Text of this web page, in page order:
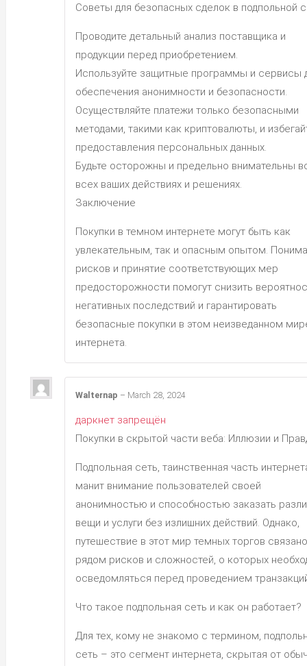
Советы для безопасных сделок в подпольной
Проводите детальный анализ поставщика и
продукции перед приобретением.
Используйте защитные программы и сервисы
обеспечения анонимности и безопасности.
Осуществляйте платежи только безопасными
методами, такими как криптовалюты, и
предоставления персональных данных.
Будьте осторожны и предельно внимательны
всех ваших действиях и решениях.
Заключение
Покупки в темном интернете могут быть как
увлекательным, так и опасным опытом.
рисков и принятие соответствующих мер
предосторожности помогут снизить
негативных последствий и гарантировать
безопасные покупки в этом неизведанном
интернета.
Walternap – March 28, 2024
даркнет запрещён
Покупки в скрытой части веба: Иллюзии и
Подпольная сеть, таинственная часть
манит внимание пользователей своей
анонимностью и способностью заказать
вещи и услуги без излишних действий. Однако,
путешествие в этот мир темных торгов
рядом рисков и сложностей, о которых
осведомляться перед проведением
Что такое подпольная сеть и как он работает?
Для тех, кому не знакомо с термином,
сеть – это сегмент интернета, скрытая от